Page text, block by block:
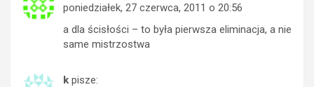
poniedziałek, 27 czerwca, 2011 o 20:56
a dla ścisłości – to była pierwsza eliminacja, a nie
same mistrzostwa
k pisze: